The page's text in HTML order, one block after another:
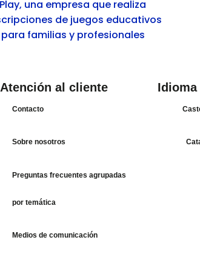
Atención al cliente
Contacto
Sobre nosotros
Preguntas frecuentes agrupadas
por temática
Medios de comunicación
Idioma